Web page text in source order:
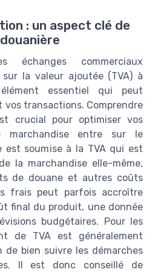
: un aspect clé de
commerciaux
la valeur ajoutée (TVA) à
essentiel qui peut
transactions. Comprendre
crucial pour optimiser vos
marchandise entre sur le
est soumise à la TVA qui est
la marchandise elle-même,
de douane et autres coûts
frais peut parfois accroître
final du produit, une donnée
budgétaires. Pour les
de TVA est généralement
de bien suivre les démarches
Il est donc conseillé de